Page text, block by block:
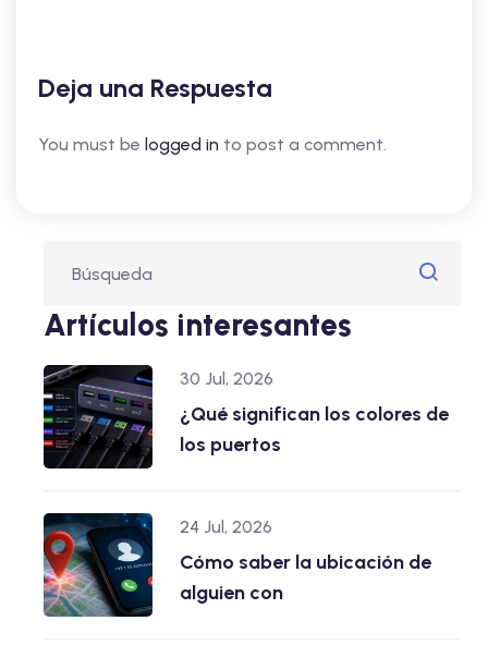
Deja una Respuesta
You must be logged in to post a comment.
Artículos interesantes
30 Jul, 2026
¿Qué significan los colores de
los puertos
24 Jul, 2026
Cómo saber la ubicación de
alguien con